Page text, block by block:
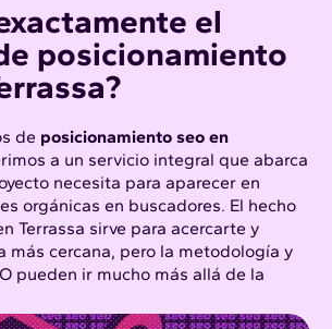
el
posicionamiento
de posicionamiento seo en
a un servicio integral que abarca
necesita para aparecer en
orgánicas en buscadores. El hecho
Terrassa sirve para acercarte y
más cercana, pero la metodología y
pueden ir mucho más allá de la